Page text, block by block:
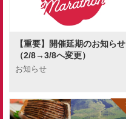
【重要】開催延期のお知らせ
（2/8→3/8へ変更）
お知らせ